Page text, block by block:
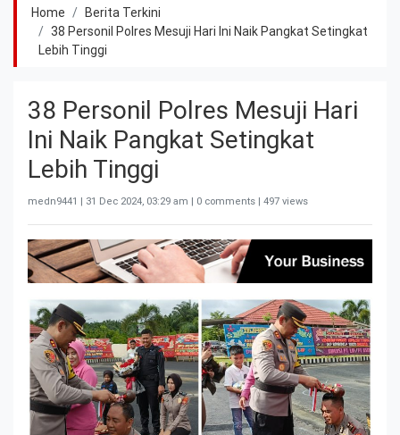
Home
Berita Terkini
38 Personil Polres Mesuji Hari Ini Naik Pangkat Setingkat
Lebih Tinggi
38 Personil Polres Mesuji Hari
Ini Naik Pangkat Setingkat
Lebih Tinggi
medn9441 | 31 Dec 2024, 03:29 am | 0 comments | 497 views